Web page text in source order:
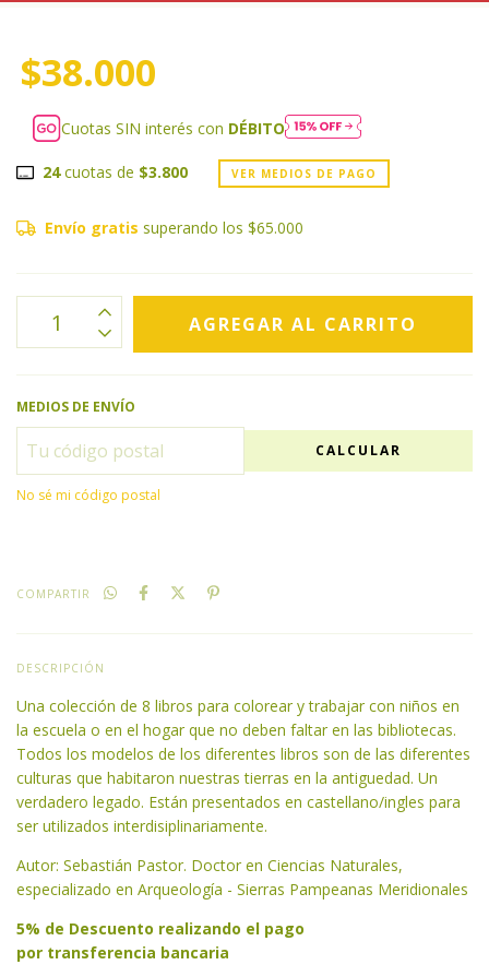
$38.000
Cuotas SIN interés con DÉBITO
24cuotas de $3.800 VER MEDIOS DE PAGO
Envío gratis superando los $65.000
MEDIOS DE ENVÍO
CALCULAR
No sé mi código postal
COMPARTIR
DESCRIPCIÓN
Una colección de 8 libros para colorear y trabajar con niños en
la escuela o en el hogar que no deben faltar en las bibliotecas.
Todos los modelos de los diferentes libros son de las diferentes
culturas que habitaron nuestras tierras en la antiguedad. Un
verdadero legado. Están presentados en castellano/ingles para
ser utilizados interdisiplinariamente.
Autor: Sebastián Pastor. Doctor en Ciencias Naturales,
especializado en Arqueología - Sierras Pampeanas Meridionales
5% de Descuento realizando el pago
por transferencia bancaria